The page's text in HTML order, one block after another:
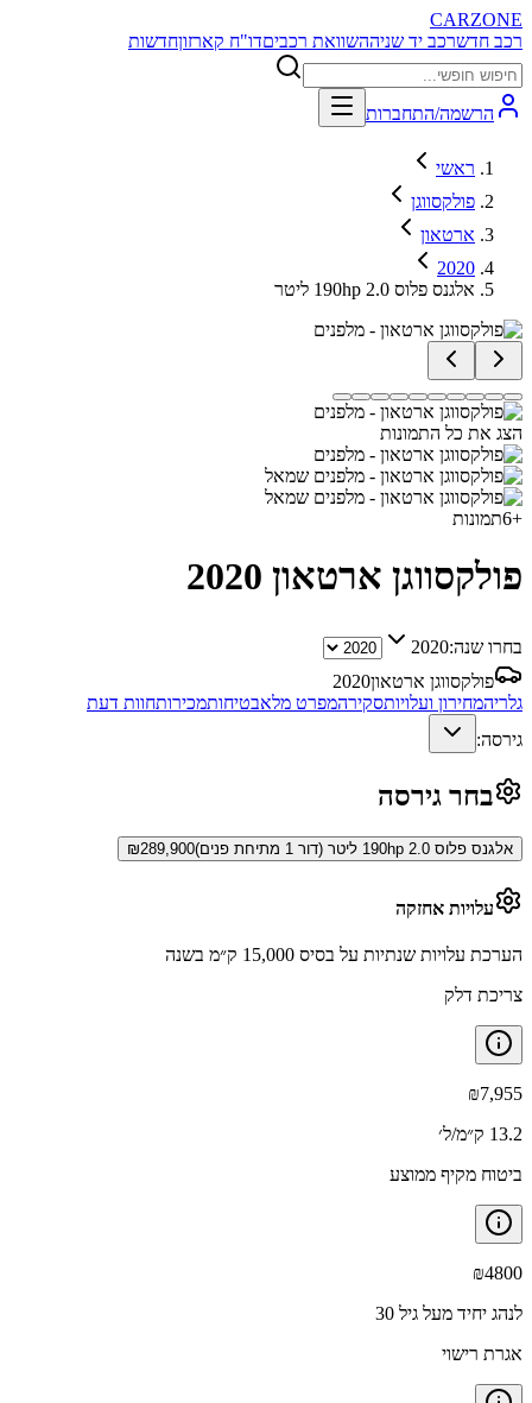
CARZONE
רכב חדשרכב יד שניההשוואת רכביםדו"ח קארזוןחדשות
הרשמה/התחברות
ראשי
פולקסווגן
ארטאון
2020
אלגנס פלוס 190hp 2.0 ליטר
הצג את כל התמונות
+
6תמונות
פולקסווגן ארטאון 2020
בחרו שנה:2020
פולקסווגן ארטאון2020
גלריהמחירון ועלויותסקירהמפרט מלאבטיחותמכירותחוות דעת
גירסה:
בחר גירסה
אלגנס פלוס 190hp 2.0 ליטר (דור 1 מתיחת פנים) ₪289,900
עלויות אחזקה
הערכת עלויות שנתיות על בסיס 15,000 ק״מ בשנה
צריכת דלק
₪7,955
13.2 ק״מ/ל׳
ביטוח מקיף ממוצע
₪4800
לנהג יחיד מעל גיל 30
אגרת רישוי